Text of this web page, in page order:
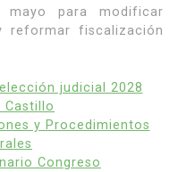
para modificar
reformar fiscalización
elección judicial 2028
Castillo
y Procedimientos
Congreso